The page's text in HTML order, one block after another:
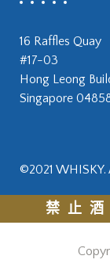
16 Raffles Quay
#17-03
Hong Leong
Singapore
©2021 WHISKY.
禁止酒